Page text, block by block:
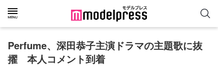
Perfume、深田恭子主演ドラマの主題歌に抜
擢　本人コメント到着